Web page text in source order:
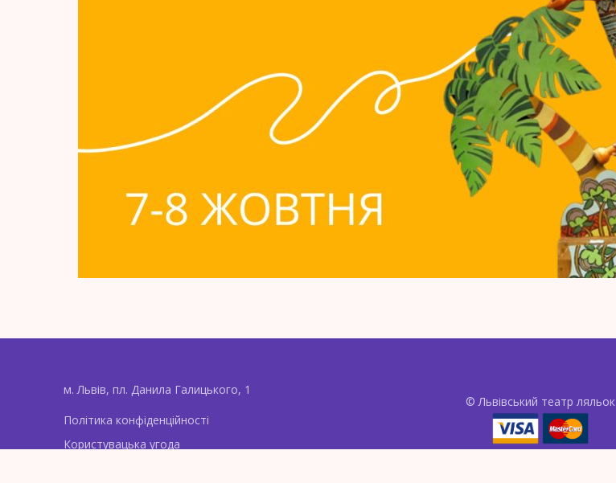
м. Львів, пл. Данила Галицького, 1
Політика конфіденційності
Користувацька угода
© Львівський театр ляльок